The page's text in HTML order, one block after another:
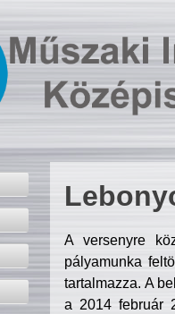
A versenyre
pályamunka
tartalmazza. A
a 2014 február